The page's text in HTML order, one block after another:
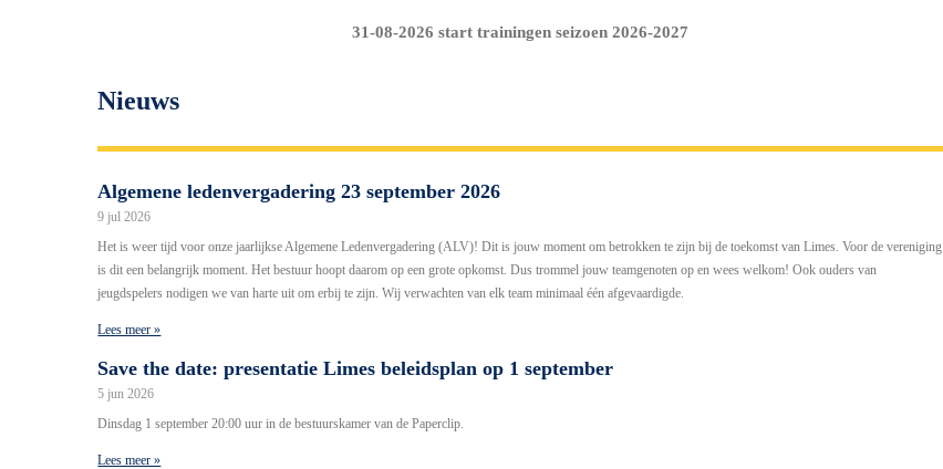
31-08-2026 start trainingen seizoen 2026-2027
Nieuws
Algemene ledenvergadering 23 september 2026
9 jul 2026
Het is weer tijd voor onze jaarlijkse Algemene Ledenvergadering (ALV)! Dit is jouw moment om betrokken te zijn bij de toekomst van Limes. Voor de vereniging
is dit een belangrijk moment. Het bestuur hoopt daarom op een grote opkomst. Dus trommel jouw teamgenoten op en wees welkom! Ook ouders van
jeugdspelers nodigen we van harte uit om erbij te zijn. Wij verwachten van elk team minimaal één afgevaardigde.
Lees meer »
Save the date: presentatie Limes beleidsplan op 1 september
5 jun 2026
Dinsdag 1 september 20:00 uur in de bestuurskamer van de Paperclip.
Lees meer »